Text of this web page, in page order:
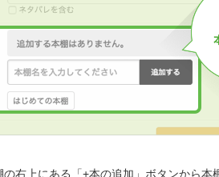
右上にある「+本の追加」ボタンから本